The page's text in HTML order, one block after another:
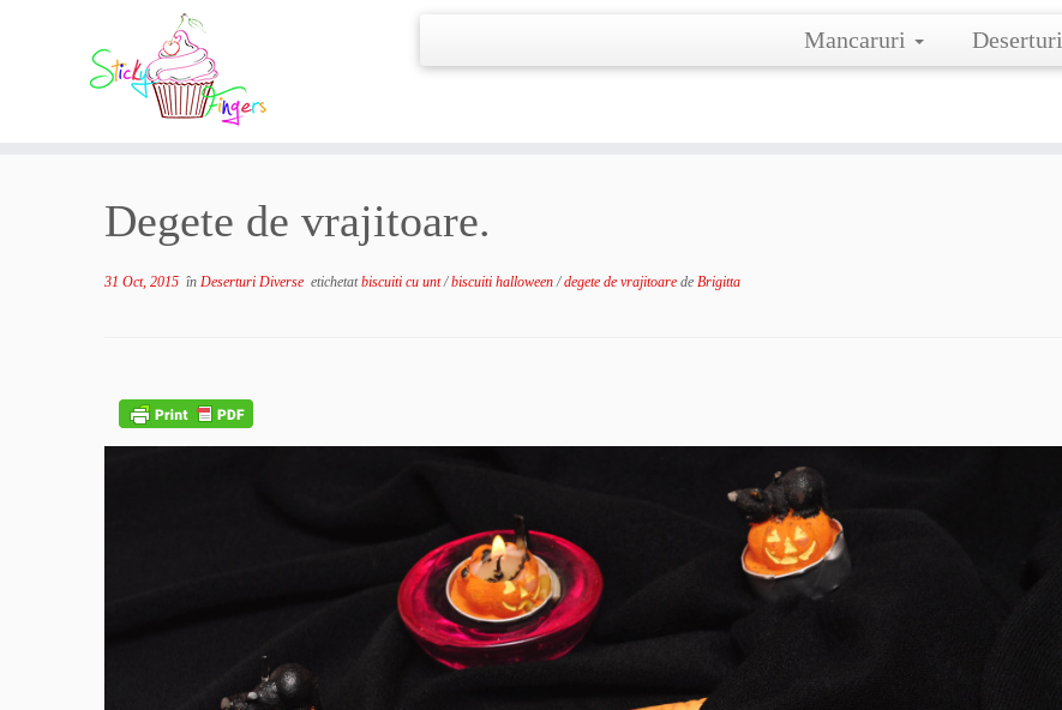
Mancaruri Deserturi
Degete de vrajitoare.
31 Oct, 2015 în Deserturi Diverse etichetatbiscuiti cu unt/biscuiti halloween/degete de vrajitoare de Brigitta